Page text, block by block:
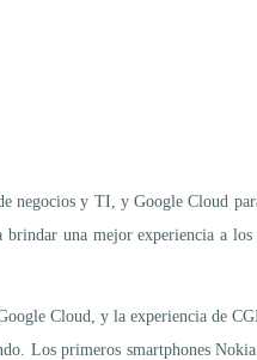
y TI, y Google Cloud
una mejor experiencia a
Cloud, y la experiencia de
Los primeros smartphones